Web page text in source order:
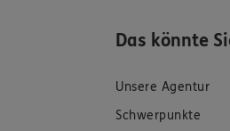
Das könnte
Unsere Agentur
Schwerpunkte